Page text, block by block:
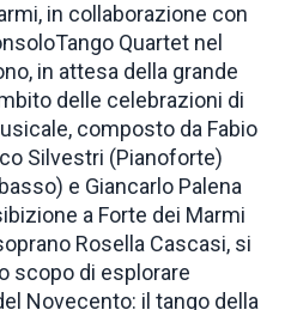
in collaborazione con
Quartet nel
in attesa della grande
delle celebrazioni di
composto da Fabio
Silvestri (Pianoforte)
e Giancarlo Palena
a Forte dei Marmi
Rosella Cascasi, si
scopo di esplorare
Novecento: il tango della